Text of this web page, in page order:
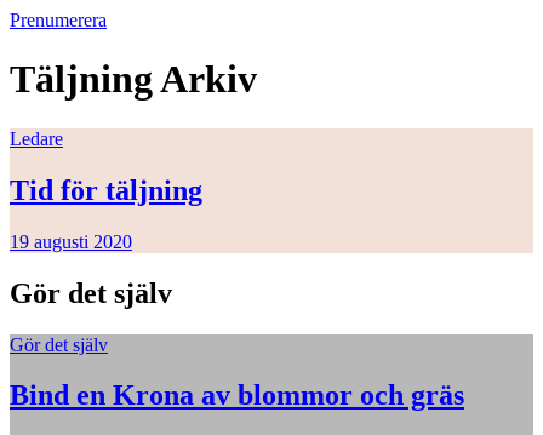
Prenumerera
TäljningArkiv
Ledare
Tid för täljning
19 augusti 2020
Gör det själv
Gör det själv
Bind en Krona av blommor och gräs